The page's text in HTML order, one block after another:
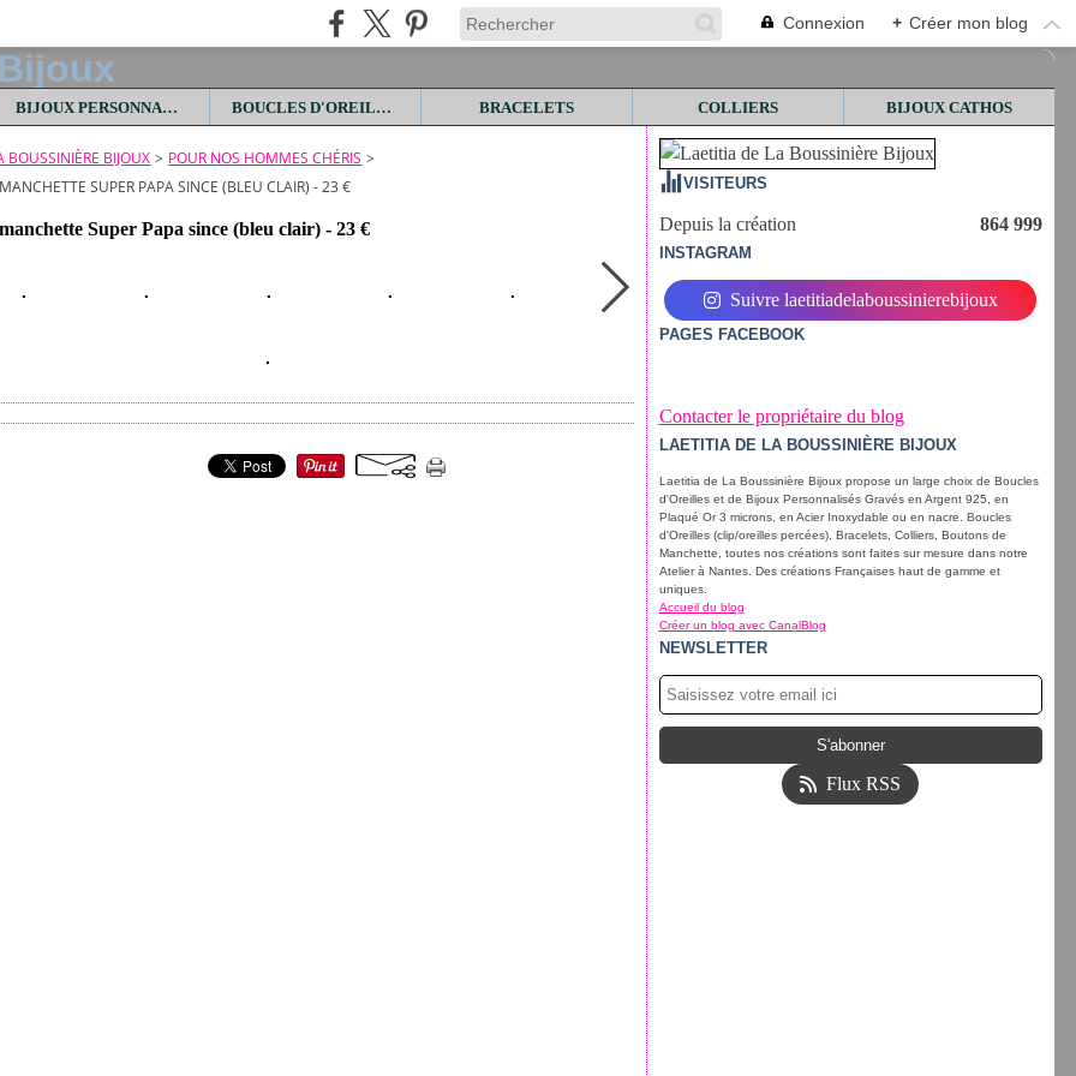
Connexion + Créer mon blog
BIJOUX PERSONNALISES BOUCLES D'OREILLES BRACELETS COLLIERS BIJOUX CATHOS
BOUSSINIÈRE BIJOUX > POUR NOS HOMMES CHÉRIS >
SUPER PAPA SINCE (BLEU CLAIR) - 23 €
Super Papa since (bleu clair) - 23 €
VISITEURS
Depuis la création 864 999
INSTAGRAM
Suivre laetitiadelaboussinierebijoux
PAGES FACEBOOK
Contacter le propriétaire du blog
LAETITIA DE LA BOUSSINIÈRE BIJOUX
Laetitia de La Boussinière Bijoux propose un large choix de Boucles
d'Oreilles et de Bijoux Personnalisés Gravés en Argent 925, en
Plaqué Or 3 microns, en Acier Inoxydable ou en nacre. Boucles
d'Oreilles (clip/oreilles percées), Bracelets, Colliers, Boutons de
Manchette, toutes nos créations sont faites sur mesure dans notre
Atelier à Nantes. Des créations Françaises haut de gamme et
uniques.
Accueil du blog
Créer un blog avec CanalBlog
NEWSLETTER
Flux RSS